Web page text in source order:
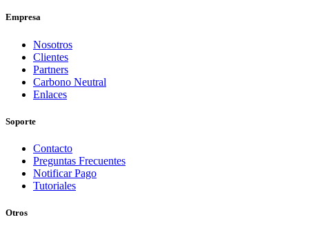
Empresa
Nosotros
Clientes
Partners
Carbono Neutral
Enlaces
Soporte
Contacto
Preguntas Frecuentes
Notificar Pago
Tutoriales
Otros